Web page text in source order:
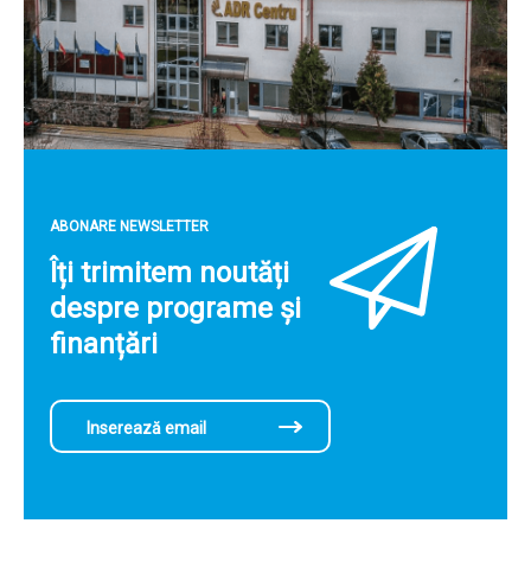
ABONARE NEWSLETTER
Îți trimitem noutăți
despre programe și
finanțări